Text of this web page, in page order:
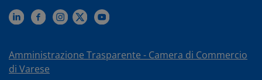
Amministrazione Trasparente - Camera di Commercio
di Varese